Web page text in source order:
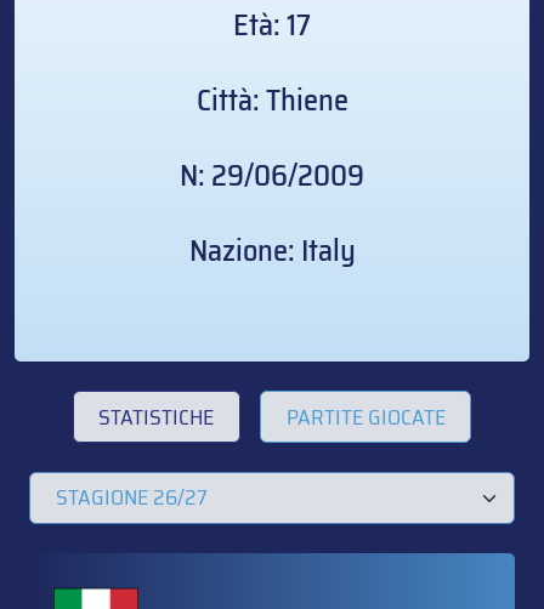
Età: 17
Città: Thiene
N: 29/06/2009
Nazione: Italy
STATISTICHE PARTITE GIOCATE